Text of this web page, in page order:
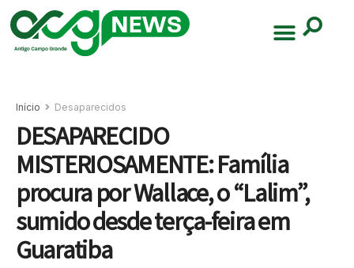
Início Desaparecidos
DESAPARECIDO
MISTERIOSAMENTE: Família
procura por Wallace, o “Lalim”,
sumido desde terça-feira em
Guaratiba